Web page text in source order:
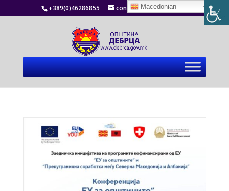
+389(0)46286855 contact@debrca.gov.mk
Macedonian